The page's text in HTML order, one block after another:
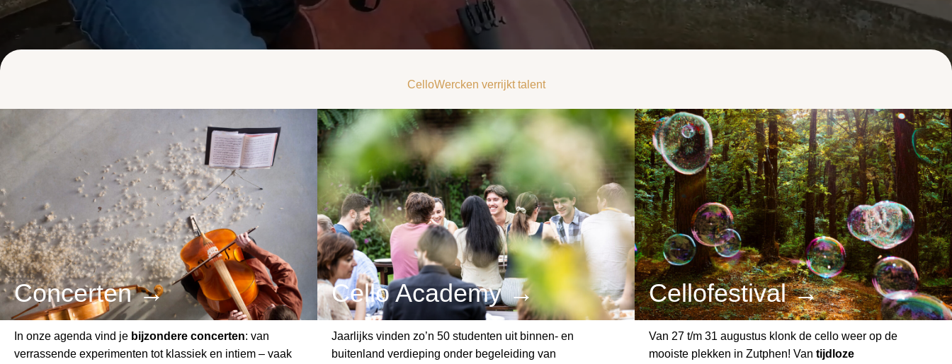
CelloWercken verrijkt talent
Concerten →
In onze agenda vind je bijzondere concerten: van
verrassende experimenten tot klassiek en intiem – vaak
Cello Academy →
Jaarlijks vinden zo’n 50 studenten uit binnen- en
buitenland verdieping onder begeleiding van
Cellofestival →
Van 27 t/m 31 augustus klonk de cello weer op de
mooiste plekken in Zutphen! Van tijdloze